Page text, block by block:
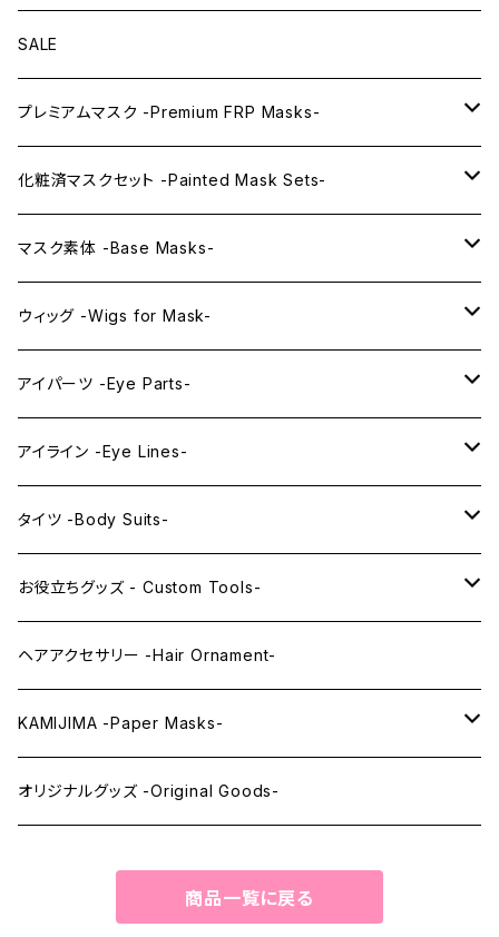
SALE
プレミアムマスク -Premium FRP Masks-
KAWAII PREMIUM Mask & Wig Sets
プレミアムマスク素体-Premium base masks-
プレミアムウィッグ -Premium Wigs-
プレミアムレンズアイ -Premium Lens eye-
化粧済マスクセット -Painted Mask Sets-
KAWAII EX series
KAWAII series
IDOL series
PRINCESS series
KAWAII Little series
マスク素体 -Base Masks-
アニメマスク -Anime Masks-
ドールマスク -Doll Masks-
ウィッグ -Wigs for Mask-
ロング -Long-
ミドル -Middle-
アイパーツ -Eye Parts-
レンズアイ -Lens Eyes-
レンズアイ
レンズアイEX
クリスタルアイ -Crystal Eyes-
アイライン -Eye Lines-
アイラインステッカー -Eye Line Stickers-
まゆ毛 -Eyebrows-
まつ毛 -Eyelash-
タイツ -Body Suits-
全身タイツ -Full Body Suits-
上半身タイツ -Upper Body Suits-
お役立ちグッズ - Custom Tools-
カスタム用品 -Custom Tools-
ウィッグメンテナンス -Wig Maintenance-
ヘアアクセサリー -Hair Ornament-
KAMIJIMA -Paper Masks-
ペーパーマスク -Paper Masks-
オリジナルグッズ -Original Goods-
商品一覧に戻る